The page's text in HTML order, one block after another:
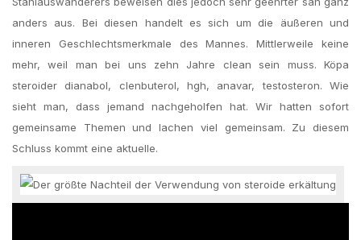
anders aus. Bei diesen handelt es sich um die äußeren und
inneren Geschlechtsmerkmale des Mannes. Mittlerweile keine
mehr, weil man bei uns zehn Jahre clean sein muss. Köpa
steroider dianabol, clenbuterol, hgh, anavar, testosteron. Wie
sieht man, dass jemand nachgeholfen hat. Wir hatten sofort
gemeinsame Themen und lachen viel gemeinsam. Zu diesem
Schluss kommt eine aktuelle.